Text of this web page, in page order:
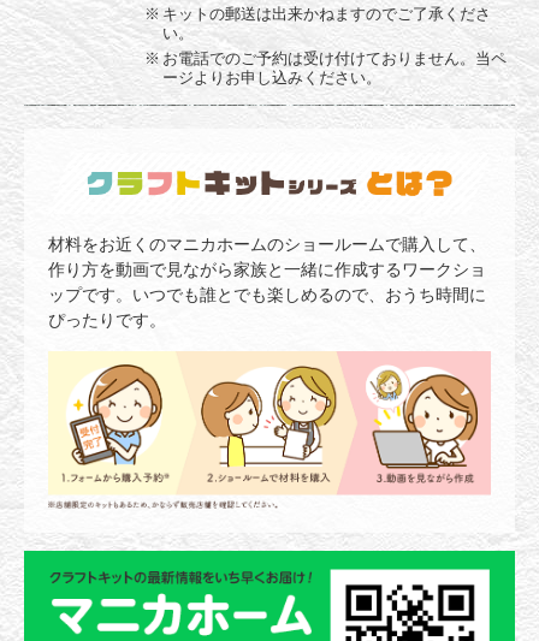
キットの郵送は出来かねますのでご了承くださ
い。
お電話でのご予約は受け付けておりません。当ペ
ージよりお申し込みください。
材料をお近くのマニカホームのショールームで購入して、
作り方を動画で見ながら家族と一緒に作成するワークショ
ップです。いつでも誰とでも楽しめるので、おうち時間に
ぴったりです。